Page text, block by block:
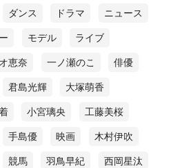
ダンス ドラマ ニュース
モデル ライブ
恵奈 一ノ瀬のこ 俳優
君島光輝 大塚萌香
小宮璃央 工藤美桜
手島優 映画 木村伊吹
競馬 羽鳥早紀 西岡星汰